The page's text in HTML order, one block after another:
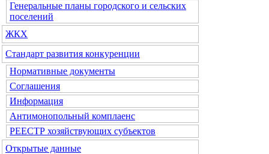
Генеральные планы городского и сельских
поселений
ЖКХ
Стандарт развития конкуренции
Нормативные документы
Соглашения
Информация
Антимонопольный комплаенс
РЕЕСТР хозяйствующих субъектов
Открытые данные